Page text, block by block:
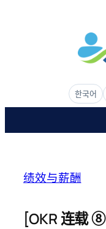
한국어
绩效与薪酬
[OKR 连载